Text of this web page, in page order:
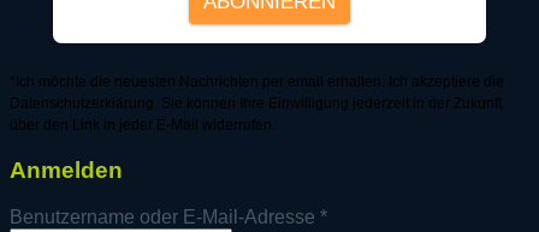
*Ich möchte die neuesten Nachrichten per email erhalten. Ich akzeptiere die
Datenschutzerklärung. Sie können Ihre Einwilligung jederzeit in der Zukunft
über den Link in jeder E-Mail widerrufen.
Anmelden
Benutzername oder E-Mail-Adresse *Erforderlich